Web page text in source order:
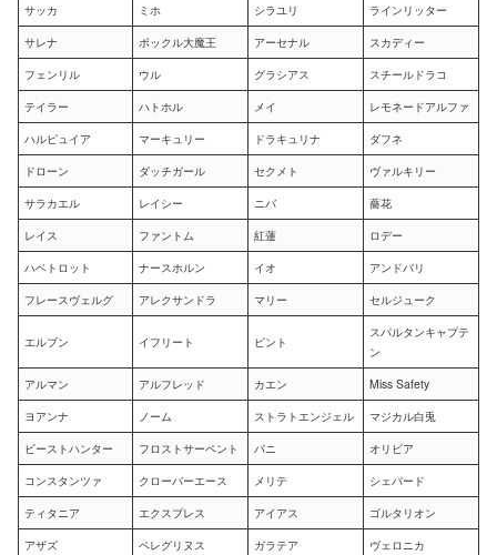
サッカ
ミホ シラユリ
ラインリッター
サレナ
ポックル大魔王 アーセナル
スカディー
フェンリル
ウル グラシアス
スチールドラコ
テイラー
ハトホル メイ
レモネードアルファ
ハルピュイア
マーキュリー ドラキュリナ
ダフネ
ドローン
ダッチガール セクメト
ヴァルキリー
サラカエル
レイシー ニバ
薔花
レイス
ファントム 紅蓮
ロデー
ハベトロット
ナースホルン イオ
アンドバリ
フレースヴェルグ
アレクサンドラ マリー セルジューク
エルブン イフリート ピント
スパルタンキャプテ
ン
アルマン
アルフレッド カエン
Miss Safety
ヨアンナ
ノーム ストラトエンジェル
マジカル白兎
ビーストハンター
フロストサーペント パニ
オリビア
コンスタンツァ
クローバーエース メリテ
シェパード
ティタニア
エクスプレス アイアス
ゴルタリオン
アザズ
ペレグリヌス ガラテア
ヴェロニカ